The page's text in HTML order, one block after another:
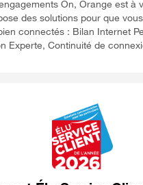
On, Orange est à
des solutions pour que
connectés : Bilan Internet
Experte, Continuité de